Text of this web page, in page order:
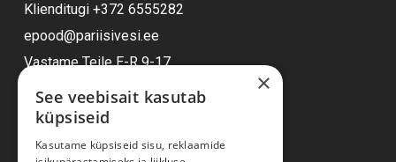
Klienditugi +372 6555282
epood@pariisivesi.ee
Vastame Teile E-R 9-17
Ostuabi
×
See veebisait kasutab
küpsiseid
Kasutame küpsiseid sisu, reklaamide